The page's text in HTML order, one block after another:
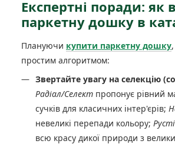
Експертні поради: як
паркетну дошку в
Плануючи купити паркетну дошку
простим алгоритмом:
Звертайте увагу на селекцію
Радіал/Селект пропонує рівний
сучків для класичних інтер'єрів;
невеликі перепади кольору;
всю красу дикої природи з